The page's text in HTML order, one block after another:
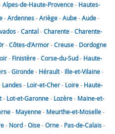
Alpes-de-Haute-Provence- Hautes-
-Ardennes-Ariège-Aube-Aude-
-Cantal-Charente-Charente-
-Côtes-d'Armor-Creuse- Dordogne
- Finistère-Corse-du-Sud- Haute-
-Gironde- Hérault- Ille-et-Vilaine-
Landes- Loir-et-Cher- Loire- Haute-
- Lot-et-Garonne- Lozère- Maine-et-
- Mayenne- Meurthe-et-Moselle-
- Nord-Oise-Orne- Pas-de-Calais-